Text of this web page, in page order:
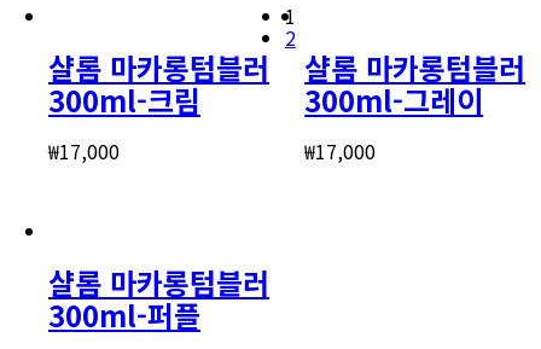
샬롬 마카롱텀블러
300ml-크림
₩17,000
샬롬 마카롱텀블러
300ml-그레이
₩17,000
샬롬 마카롱텀블러
300ml-퍼플
1
2